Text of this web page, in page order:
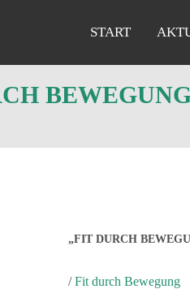
START
„FIT DURCH
/Fit durch Bewegung